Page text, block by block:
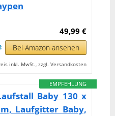
49,99 €
Bei Amazon ansehen
inkl. MwSt., zzgl. Versandkosten
EMPFEHLUNG
Baby 130 x
Laufgitter Baby,